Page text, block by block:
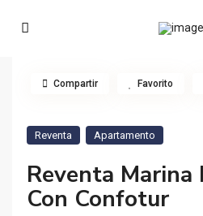
Reventa Apartamento
Reventa Marina
Con Confotur
Compartir Favorito